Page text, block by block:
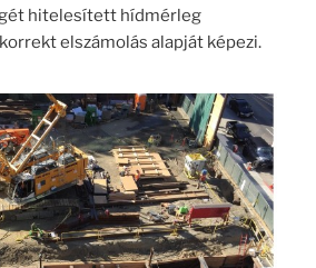
hitelesített hídmérleg
elszámolás alapját képezi.